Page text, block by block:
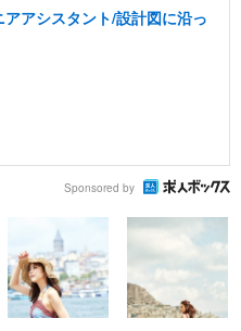
アシスタント/設計図に沿っ
Sponsored by